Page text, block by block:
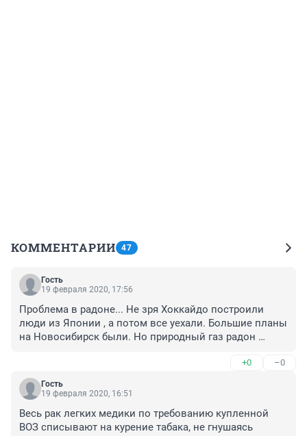
КОММЕНТАРИИ 47
Гость
19 февраля 2020, 17:56
Проблема в радоне... Не зря Хоккайдо построили
люди из Японии , а потом все уехали. Большие планы
на Новосибирск были. Но природный газ радон
+0 –0
Гость
19 февраля 2020, 16:51
Весь рак легких медики по требованию купленной
ВОЗ списывают на курение табака, не гнушаясь